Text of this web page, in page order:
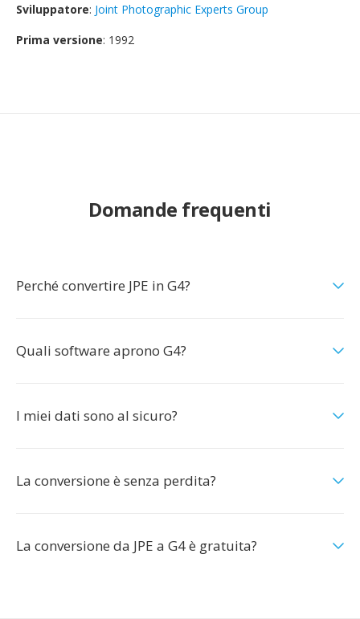
Sviluppatore: Joint Photographic Experts Group
Prima versione: 1992
Domande frequenti
Perché convertire JPE in G4?
Quali software aprono G4?
I miei dati sono al sicuro?
La conversione è senza perdita?
La conversione da JPE a G4 è gratuita?